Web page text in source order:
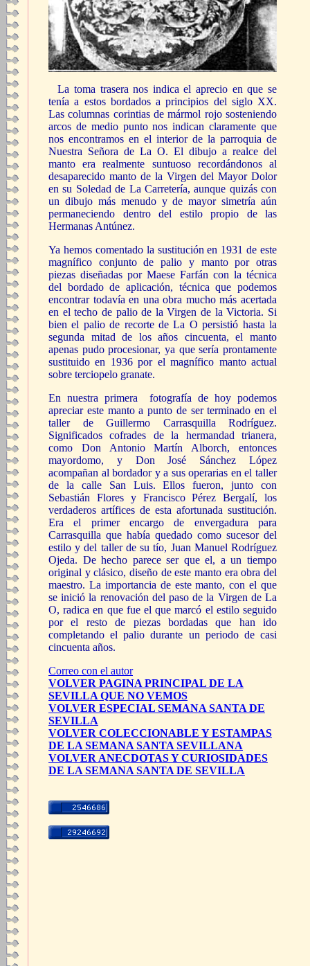
La toma trasera nos indica el aprecio en que se
tenía a estos bordados a principios del siglo XX.
Las columnas corintias de mármol rojo sosteniendo
arcos de medio punto nos indican claramente que
nos encontramos en el interior de la parroquia de
Nuestra Señora de La O. El dibujo a realce del
manto era realmente suntuoso recordándonos al
desaparecido manto de la Virgen del Mayor Dolor
en su Soledad de La Carretería, aunque quizás con
un dibujo más menudo y de mayor simetría aún
permaneciendo dentro del estilo propio de las
Hermanas Antúnez.
Ya hemos comentado la sustitución en 1931 de este
magnífico conjunto de palio y manto por otras
piezas diseñadas por Maese Farfán con la técnica
del bordado de aplicación, técnica que podemos
encontrar todavía en una obra mucho más acertada
en el techo de palio de la Virgen de la Victoria. Si
bien el palio de recorte de La O persistió hasta la
segunda mitad de los años cincuenta, el manto
apenas pudo procesionar, ya que sería prontamente
sustituido en 1936 por el magnífico manto actual
sobre terciopelo granate.
En nuestra primera fotografía de hoy podemos
apreciar este manto a punto de ser terminado en el
taller de Guillermo Carrasquilla Rodríguez.
Significados cofrades de la hermandad trianera,
como Don Antonio Martín Alborch, entonces
mayordomo, y Don José Sánchez López
acompañan al bordador y a sus operarias en el taller
de la calle San Luis. Ellos fueron, junto con
Sebastián Flores y Francisco Pérez Bergalí, los
verdaderos artífices de esta afortunada sustitución.
Era el primer encargo de envergadura para
Carrasquilla que había quedado como sucesor del
estilo y del taller de su tío, Juan Manuel Rodríguez
Ojeda. De hecho parece ser que el, a un tiempo
original y clásico, diseño de este manto era obra del
maestro. La importancia de este manto, con el que
se inició la renovación del paso de la Virgen de La
O, radica en que fue el que marcó el estilo seguido
por el resto de piezas bordadas que han ido
completando el palio durante un periodo de casi
cincuenta años.
Correo con el autor
VOLVER PAGINA PRINCIPAL DE LA
SEVILLA QUE NO VEMOS
VOLVER ESPECIAL SEMANA SANTA DE
SEVILLA
VOLVER COLECCIONABLE Y ESTAMPAS
DE LA SEMANA SANTA SEVILLANA
VOLVER ANECDOTAS Y CURIOSIDADES
DE LA SEMANA SANTA DE SEVILLA